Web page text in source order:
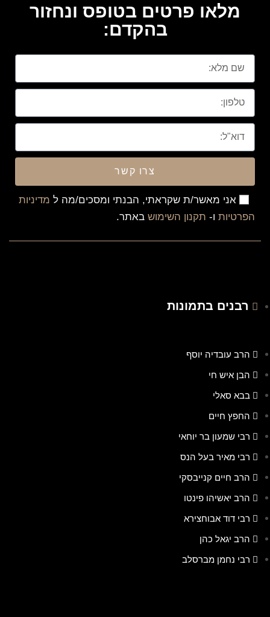
מלאו פרטים בטופס ונחזור
בהקדם:
אני מאשר/ת שקראתי, הבנתי ומסכים/מה ל מדיניות
הפרטיות ו- תקנון השימוש באתר.
צרו קשר
רבנים בתמונות
הרב עובדיה יוסף
הבן איש חי
בבא סאלי
החפץ חיים
רבי שמעון בר יוחאי
רבי מאיר בעל הנס
הרב חיים קנייבסקי
הרב יאשיהו פינטו
רבי דוד אבוחצירא
הרב יגאל כהן
רבי נחמן מברסלב